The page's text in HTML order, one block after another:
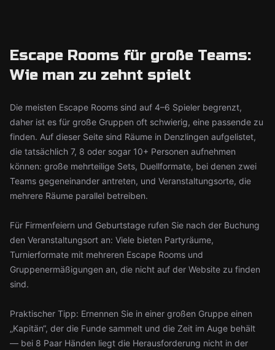
Escape Rooms für große Teams:
Wie man zu zehnt spielt
Die meisten Escape Rooms sind auf 4–6 Spieler begrenzt,
daher ist es für große Gruppen oft schwierig, eine passende zu
finden. Auf dieser Seite sind Räume in Denzlingen aufgelistet,
die tatsächlich 7, 8 oder sogar 10+ Personen aufnehmen
können: große mehrteilige Sets, Duellformate, bei denen zwei
Teams gegeneinander antreten, und Veranstaltungsorte, die
mehrere Räume parallel betreiben.
Für Firmenfeiern und Geburtstage rufen Sie nach der Buchung
den Veranstaltungsort an: Viele bieten Partyräume,
Turnierformate mit mehreren Escape Rooms und
Gruppenermäßigungen an, die nicht auf der Website zu finden
sind.
Praktischer Tipp: Ernennen Sie in einer großen Gruppe einen
„Kapitän“, der die Funde sammelt und die Zeit im Auge behält
— bei 8 Paar Händen liegt die Herausforderung nicht in der